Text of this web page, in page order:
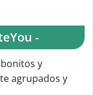
-
y
agrupados y